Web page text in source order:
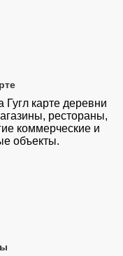
карте деревни
рестораны,
коммерческие и
объекты.